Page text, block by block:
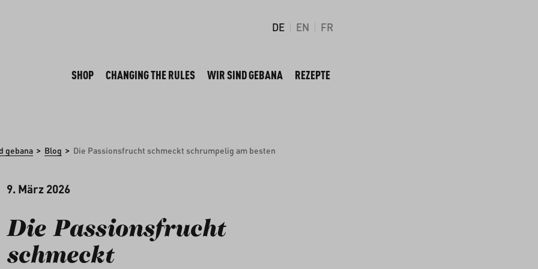
DE EN FR
SHOP CHANGING THE RULES WIR SIND GEBANA REZEPTE
gebana > Blog > Die Passionsfrucht schmeckt schrumpelig am besten
9. März 2026
Die Passionsfrucht
schmeckt